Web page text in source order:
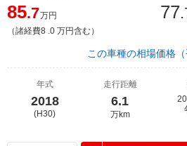
85.7万円
（諸経費8 .0 万円含む）
77
この車種の相場価格
年式
2018
(H30)
走行距離
6.1
万km